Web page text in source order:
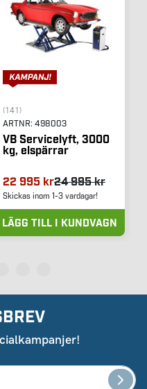
(141)
ARTNR: 498003
VB Servicelyft, 3000
kg, elspärrar
22 995 kr24 995 kr
Skickas inom 1-3 vardagar!
LÄGG TILL I KUNDVAGN